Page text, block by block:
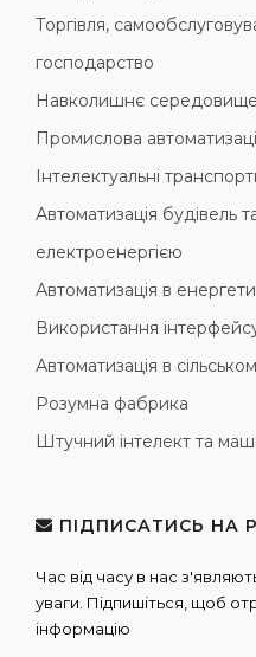
Торгівля,
господарство
Навколишнє середовище
Промислова
Інтелектуальні
Автоматизація будівель
електроенергією
Автоматизація в
Використання
Автоматизація в
Розумна фабрика
Штучний інтелект та
ПІДПИСАТИСЬ НА
Час від часу в нас
уваги. Підпишіться, щоб
інформацію